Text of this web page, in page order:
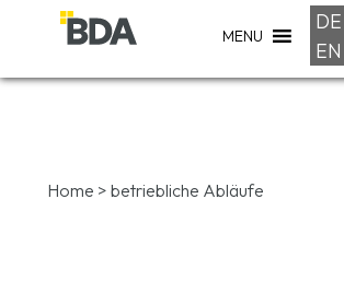
MENU
DE
EN
Home > betriebliche Abläufe